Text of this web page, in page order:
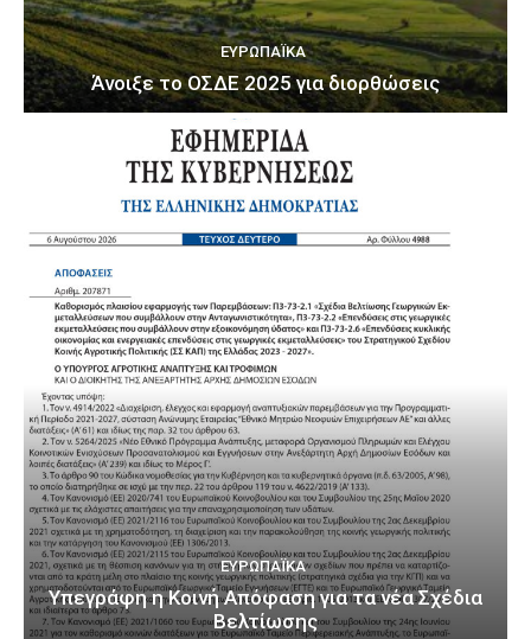
ΕΥΡΩΠΑΪΚΆ
Άνοιξε το ΟΣΔΕ 2025 για διορθώσεις
ΕΥΡΩΠΑΪΚΆ
Υπεγράφη η Κοινή Απόφαση για τα νέα Σχέδια
Βελτίωσης